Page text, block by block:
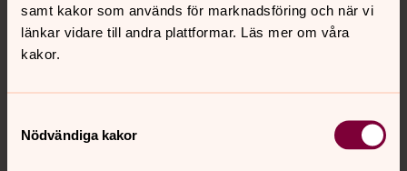
samt kakor som används för marknadsföring och när vi
länkar vidare till andra plattformar. Läs mer om våra
kakor.
Nödvändiga kakor
Kalender